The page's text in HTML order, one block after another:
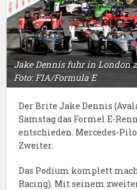
Jake Dennis fuhr in London
Foto: FIA/Formula E
Der Brite Jake Dennis
Samstag das Formel E-
entschieden. Mercedes-
Zweiter.
Das Podium komplett
Racing). Mit seinem